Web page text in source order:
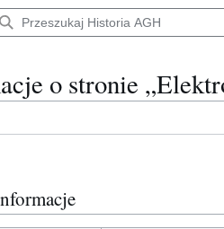
treścio stronie